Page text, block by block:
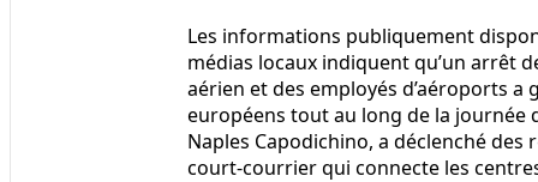
Les informations publiquement
médias locaux indiquent qu’un arrêt
aérien et des employés d’aéroports
européens tout au long de la journée
Naples Capodichino, a déclenché
court-courrier qui connecte les